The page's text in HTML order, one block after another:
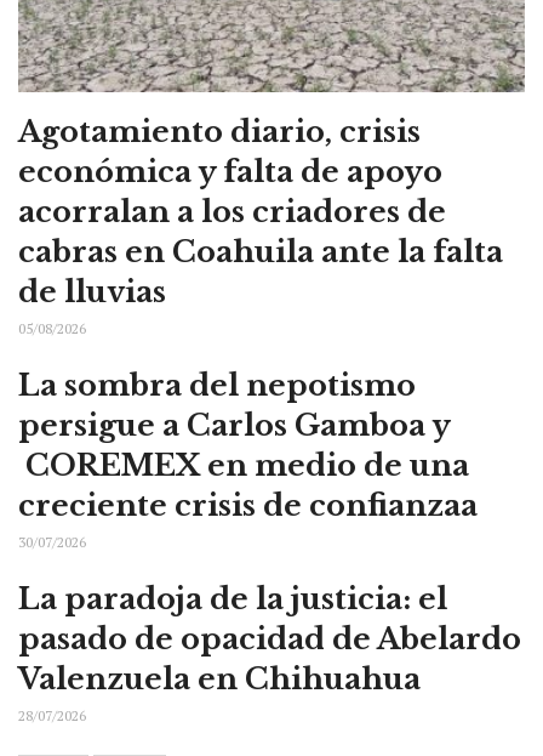
Agotamiento diario, crisis
económica y falta de apoyo
acorralan a los criadores de
cabras en Coahuila ante la falta
de lluvias
05/08/2026
La sombra del nepotismo
persigue a Carlos Gamboa y
COREMEX en medio de una
creciente crisis de confianzaa
30/07/2026
La paradoja de la justicia: el
pasado de opacidad de Abelardo
Valenzuela en Chihuahua
28/07/2026